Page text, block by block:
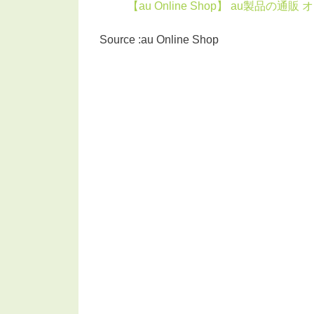
【au Online Shop】 au製品の通販
Source :au Online Shop